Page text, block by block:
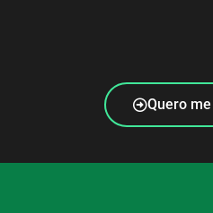
Quero